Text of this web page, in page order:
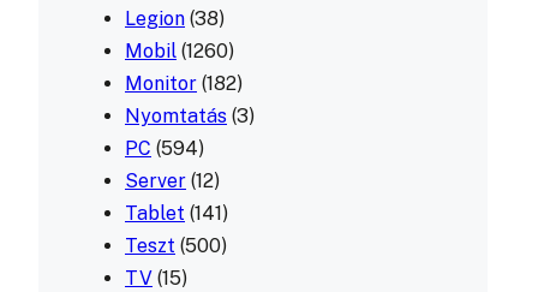
Legion (38)
Mobil (1260)
Monitor (182)
Nyomtatás (3)
PC (594)
Server (12)
Tablet (141)
Teszt (500)
TV (15)